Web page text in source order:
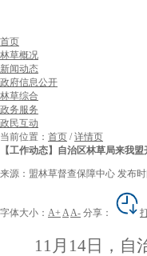
首页
林草概况
新闻动态
政府信息公开
林草综合
政务服务
政民互动
当前位置： 首页 /详情页
【工作动态】自治区林草局来我
来源：盟林草督查保障中心 发布时
字体大小： A+ AA- 分享：
11月14日，自